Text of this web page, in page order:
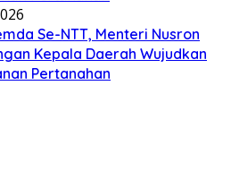
Se-NTT, Menteri Nusron
Kepala Daerah Wujudkan
Pertanahan